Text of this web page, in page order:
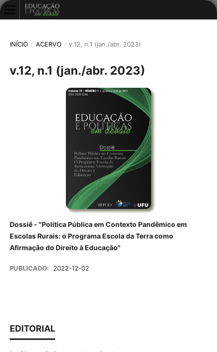
INÍCIO / ACERVO / v.12, n.1 (jan./abr. 2023)
v.12, n.1 (jan./abr. 2023)
Dossiê - "Política Pública em Contexto Pandêmico em
Escolas Rurais:o Programa Escola da Terra como
Afirmação do Direito à Educação"
PUBLICADO: 2022-12-02
EDITORIAL